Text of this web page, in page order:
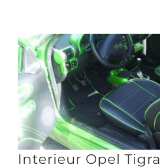
Interieur Opel Tigra